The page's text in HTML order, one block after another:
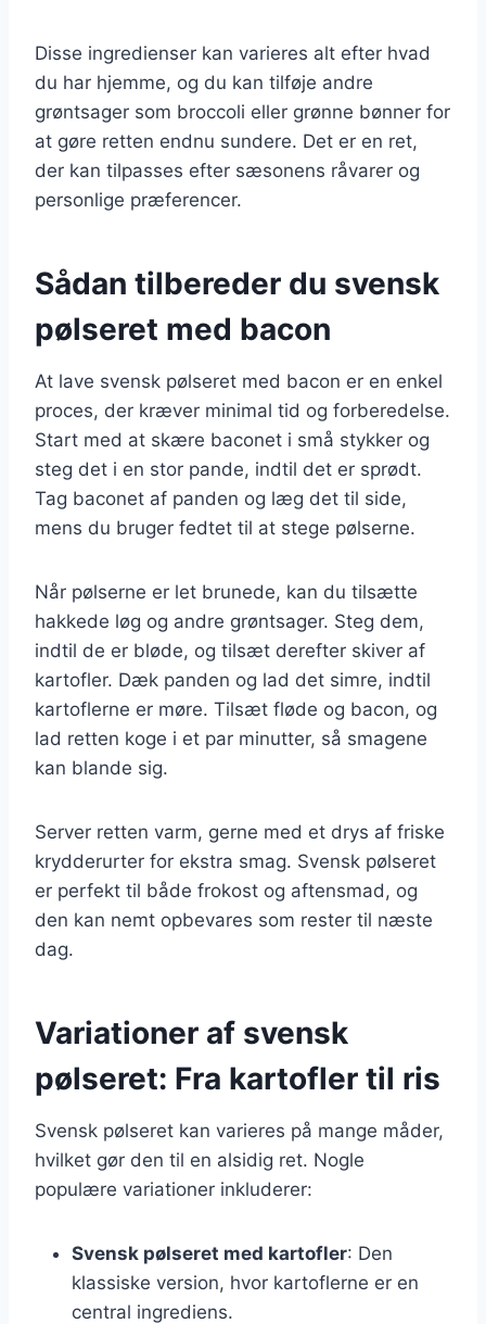
Disse ingredienser kan varieres alt efter hvad
du har hjemme, og du kan tilføje andre
grøntsager som broccoli eller grønne bønner for
at gøre retten endnu sundere. Det er en ret,
der kan tilpasses efter sæsonens råvarer og
personlige præferencer.
Sådan tilbereder du svensk
pølseret med bacon
At lave svensk pølseret med bacon er en enkel
proces, der kræver minimal tid og forberedelse.
Start med at skære baconet i små stykker og
steg det i en stor pande, indtil det er sprødt.
Tag baconet af panden og læg det til side,
mens du bruger fedtet til at stege pølserne.
Når pølserne er let brunede, kan du tilsætte
hakkede løg og andre grøntsager. Steg dem,
indtil de er bløde, og tilsæt derefter skiver af
kartofler. Dæk panden og lad det simre, indtil
kartoflerne er møre. Tilsæt fløde og bacon, og
lad retten koge i et par minutter, så smagene
kan blande sig.
Server retten varm, gerne med et drys af friske
krydderurter for ekstra smag. Svensk pølseret
er perfekt til både frokost og aftensmad, og
den kan nemt opbevares som rester til næste
dag.
Variationer af svensk
pølseret: Fra kartofler til ris
Svensk pølseret kan varieres på mange måder,
hvilket gør den til en alsidig ret. Nogle
populære variationer inkluderer:
Svensk pølseret med kartofler: Den
klassiske version, hvor kartoflerne er en
central ingrediens.